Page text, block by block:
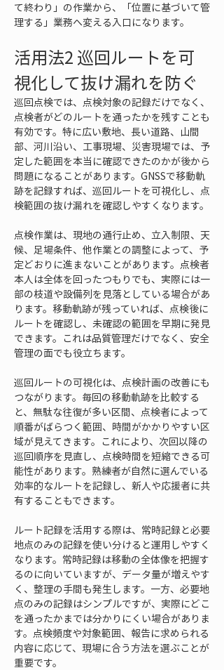
て終わり」の作業から、「位置に基づいて管
理する」業務へ変える入口になります。
活用法2 巡回ルートを可
視化して抜け漏れを防ぐ
巡回点検では、点検対象の記録だけでなく、
点検者がどのルートを通ったかを残すことも
有効です。特に広い敷地、長い道路、山間
部、河川沿い、工事現場、災害現場では、予
定した範囲を本当に確認できたのかが後から
問題になることがあります。GNSSで移動軌
跡を記録すれば、巡回ルートを可視化し、点
検範囲の抜け漏れを確認しやすくなります。
点検作業は、現地の通行止め、立入制限、天
候、足場条件、他作業との調整によって、予
定どおりに進まないことがあります。点検者
本人は全体を回ったつもりでも、実際には一
部の枝道や設備列を見落としている場合があ
ります。移動軌跡が残っていれば、点検後に
ルートを確認し、未確認の範囲を早期に発見
できます。これは品質管理だけでなく、安全
管理の面でも役立ちます。
巡回ルートの可視化は、点検計画の改善にも
つながります。毎回の移動軌跡を比較する
と、無駄な往復が多い区間、点検者によって
順番がばらつく範囲、時間がかかりやすい区
域が見えてきます。これにより、次回以降の
巡回順序を見直し、点検時間を短縮できる可
能性があります。熟練者が自然に選んでいる
効率的なルートを記録し、新人や応援者に共
有することもできます。
ルート記録を活用する際は、常時記録と必要
地点のみの記録を使い分けると運用しやすく
なります。常時記録は移動の全体像を把握す
るのに向いていますが、データ量が増えやす
く、整理の手間も発生します。一方、必要地
点のみの記録はシンプルですが、実際にどこ
を通ったかまでは分かりにくい場合がありま
す。点検頻度や対象範囲、報告に求められる
内容に応じて、現場に合う方法を選ぶことが
重要です。